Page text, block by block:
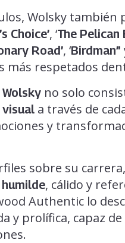
Wolsky también
Choice’, ‘The Pelican
Road’, ‘Birdman”
más respetados
no solo
a través de
y
sobre su
, cálido y
Authentic lo
y prolífica, capaz